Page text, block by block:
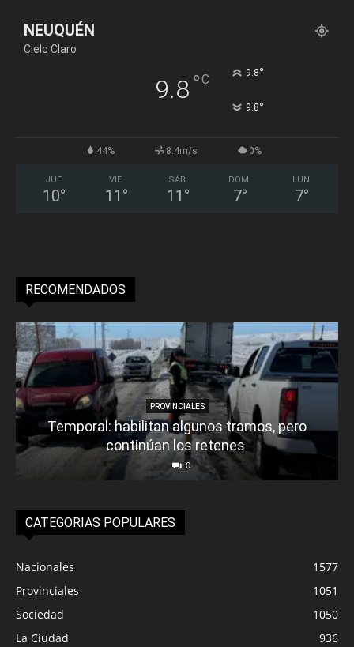
NEUQUÉN
Cielo Claro
9.8°C 9.8°
9.8°
44% 8.4m/s 0%
JUE
10°
VIE
11 °
SÁB
11 °
DOM
7°
LUN
7°
RECOMENDADOS
PROVINCIALES
Temporal: habilitan algunos tramos, pero
continúan los retenes
0
CATEGORIAS POPULARES
Nacionales
1577
Provinciales
1051
Sociedad
1050
La Ciudad
936